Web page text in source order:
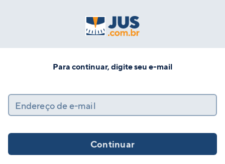
Para continuar, digite seu e-mail
Endereço de e-mail
Continuar